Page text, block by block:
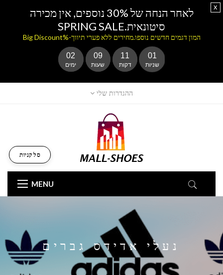
ההגדרות שלי
MENU
סל קניות
נעלי אדידס גברים
לאחר הנחה של 30% נוספים, אין מכירה
סיטונאית.SPRING SALE
המון דגמים חדשים נוספו.מחירים ללא פערי תיווך-%Big Discount
02
ימים
09
שעות
11
דקות
00
שניות
x